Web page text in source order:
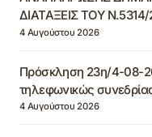
ΔΙΑΤΑΞΕΙΣ ΤΟΥ
4 Αυγούστου 2026
Πρόσκληση 23η/4-08-
τηλεφωνικώς
4 Αυγούστου 2026